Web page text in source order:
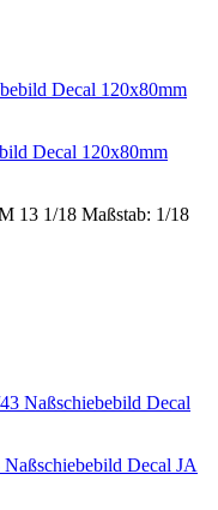
Decal 120x80mm
13 1/18 Maßstab: 1/18
Decal JA